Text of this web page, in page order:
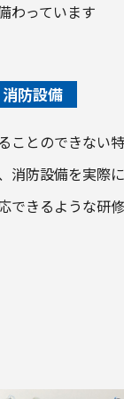
わっています
防設備
ことのできない
消防設備を実際
できるような研修